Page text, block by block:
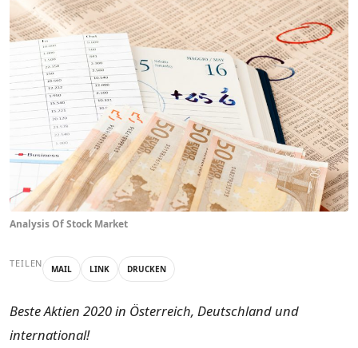
Analysis Of Stock Market
TEILEN MAIL LINK DRUCKEN
Beste Aktien 2020 in Österreich, Deutschland und
international!